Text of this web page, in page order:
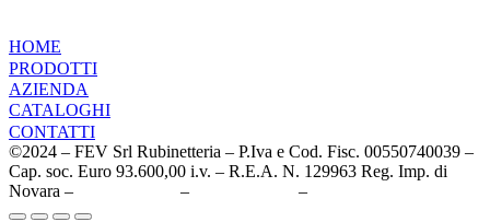
HOME
PRODOTTI
AZIENDA
CATALOGHI
CONTATTI
©2024 – FEV Srl Rubinetteria – P.Iva e Cod. Fisc. 00550740039 –
Cap. soc. Euro 93.600,00 i.v. – R.E.A. N. 129963 Reg. Imp. di
Novara –
– –